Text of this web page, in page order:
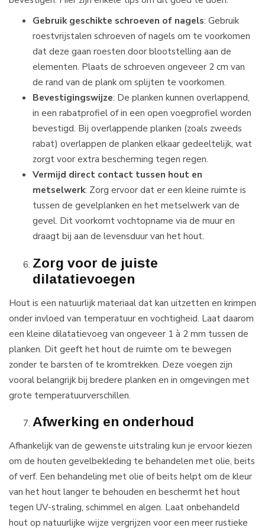
Gebruik geschikte schroeven of nagels: Gebruik
roestvrijstalen schroeven of nagels om te voorkomen
dat deze gaan roesten door blootstelling aan de
elementen. Plaats de schroeven ongeveer 2 cm van
de rand van de plank om splijten te voorkomen.
Bevestigingswijze: De planken kunnen overlappend,
in een rabatprofiel of in een open voegprofiel worden
bevestigd. Bij overlappende planken (zoals zweeds
rabat) overlappen de planken elkaar gedeeltelijk, wat
zorgt voor extra bescherming tegen regen.
Vermijd direct contact tussen hout en
metselwerk: Zorg ervoor dat er een kleine ruimte is
tussen de gevelplanken en het metselwerk van de
gevel. Dit voorkomt vochtopname via de muur en
draagt bij aan de levensduur van het hout.
Zorg voor de juiste
dilatatievoegen
Hout is een natuurlijk materiaal dat kan uitzetten en krimpen
onder invloed van temperatuur en vochtigheid. Laat daarom
een kleine dilatatievoeg van ongeveer 1 à 2 mm tussen de
planken. Dit geeft het hout de ruimte om te bewegen
zonder te barsten of te kromtrekken. Deze voegen zijn
vooral belangrijk bij bredere planken en in omgevingen met
grote temperatuurverschillen.
Afwerking en onderhoud
Afhankelijk van de gewenste uitstraling kun je ervoor kiezen
om de houten gevelbekleding te behandelen met olie, beits
of verf. Een behandeling met olie of beits helpt om de kleur
van het hout langer te behouden en beschermt het hout
tegen UV-straling, schimmel en algen. Laat onbehandeld
hout op natuurlijke wijze vergrijzen voor een meer rustieke